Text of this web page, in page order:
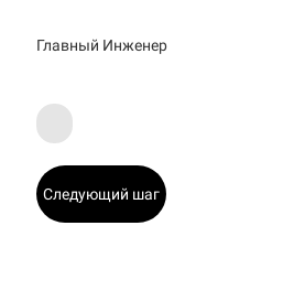
Главный Инженер
Следующий шаг